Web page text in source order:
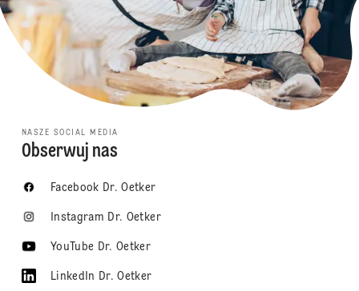
NASZE SOCIAL MEDIA
Obserwuj nas
Facebook Dr. Oetker
Instagram Dr. Oetker
YouTube Dr. Oetker
LinkedIn Dr. Oetker